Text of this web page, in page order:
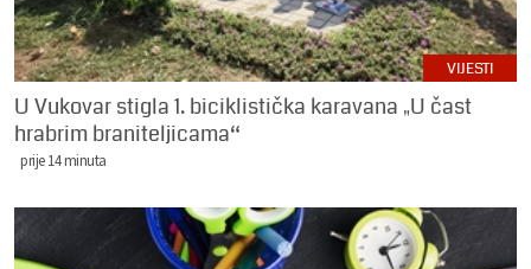
VIJESTI
U Vukovar stigla 1. biciklistička karavana „U čast
hrabrim braniteljicama“
prije 14 minuta